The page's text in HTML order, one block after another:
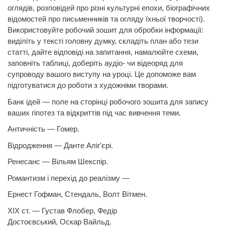
оглядів, розповідей про різні культурні епохи, біографічних
відомостей про письменників та огляду їхньої творчості).
Використовуйте робочий зошит для обробки інформації:
виділіть у тексті головну думку, складіть план або тези
статті, дайте відповіді на запитання, намалюйте схеми,
заповніть таблиці, доберіть аудіо- чи відеоряд для
супроводу вашого виступу на уроці. Це допоможе вам
підготуватися до роботи з художніми творами.
Банк ідей — поле на сторінці робочого зошита для запису
ваших гіпотез та відкриттів під час вивчення теми.
Античність — Гомер.
Відродження — Данте Аліг'єрі.
Ренесанс — Вільям Шекспір.
Романтизм і перехід до реалізму —
Ернест Гофман, Стендаль, Волт Вітмен.
ХІХ ст. — Густав Флобер, Федір
Достоєвський, Оскар Вайльд.